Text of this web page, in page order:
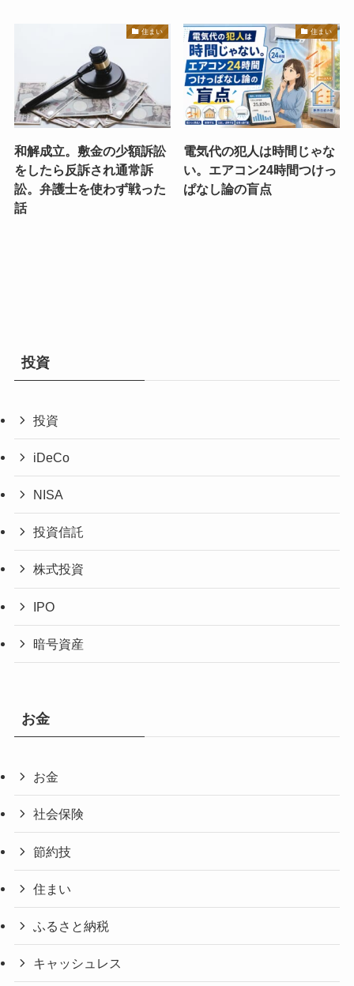
住まい
和解成立。敷金の少額訴訟
をしたら反訴され通常訴
訟。弁護士を使わず戦った
話
住まい
電気代の犯人は時間じゃな
い。エアコン24時間つけっ
ぱなし論の盲点
投資
投資
iDeCo
NISA
投資信託
株式投資
IPO
暗号資産
お金
お金
社会保険
節約技
住まい
ふるさと納税
キャッシュレス